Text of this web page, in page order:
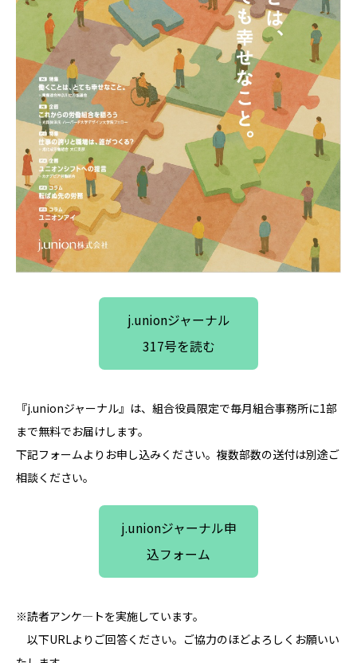
j.unionジャーナル
317号を読む
『j.unionジャーナル』は、組合役員限定で毎月組合事務所に1部
まで無料でお届けします。
下記フォームよりお申し込みください。複数部数の送付は別途ご
相談ください。
j.unionジャーナル申
込フォーム
※読者アンケ―トを実施しています。
以下URLよりご回答ください。ご協力のほどよろしくお願いい